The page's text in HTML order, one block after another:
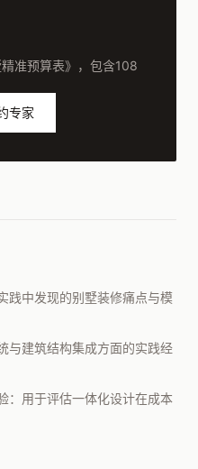
准预算表》，包含108
专家
践中发现的别墅装修痛点与模
与建筑结构集成方面的实践经
：用于评估一体化设计在成本